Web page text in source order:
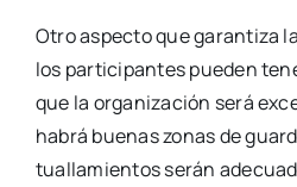
Otro aspec­to que garan­ti­za
los par­ti­ci­pan­tes pue­den
que la orga­ni­za­ción será
habrá bue­nas zonas de
tua­lla­mien­tos serán